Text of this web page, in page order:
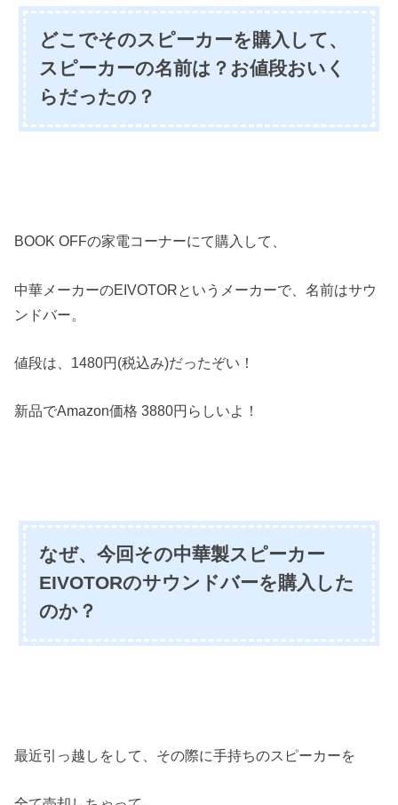
どこでそのスピーカーを購入して、
スピーカーの名前は？お値段おいく
らだったの？
BOOK OFFの家電コーナーにて購入して、
中華メーカーのEIVOTORというメーカーで、名前はサウ
ンドバー。
値段は、1480円(税込み)だったぞい！
新品でAmazon価格 3880円らしいよ！
なぜ、今回その中華製スピーカー
EIVOTORのサウンドバーを購入した
のか？
最近引っ越しをして、その際に手持ちのスピーカーを